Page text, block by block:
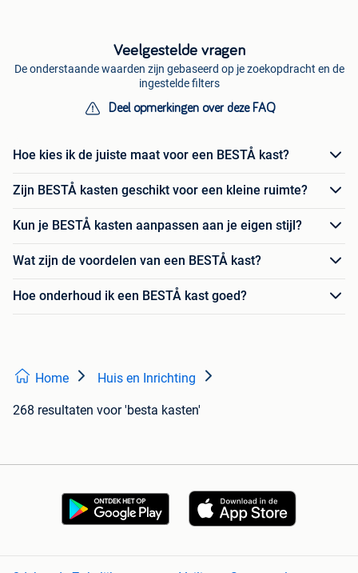
Veelgestelde vragen
De onderstaande waarden zijn gebaseerd op je zoekopdracht en de
ingestelde filters
Deel opmerkingen over deze FAQ
Hoe kies ik de juiste maat voor een BESTÅ kast?
Zijn BESTÅ kasten geschikt voor een kleine ruimte?
Kun je BESTÅ kasten aanpassen aan je eigen stijl?
Wat zijn de voordelen van een BESTÅ kast?
Hoe onderhoud ik een BESTÅ kast goed?
Home Huis en Inrichting
268 resultaten voor 'besta kasten'